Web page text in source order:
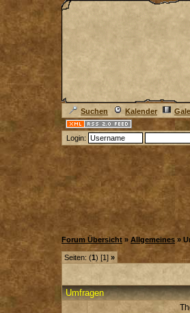
Suchen Kalender
Login:
Forum Übersicht » Allgemeines »
Seiten: (1) [1] »
Umfragen